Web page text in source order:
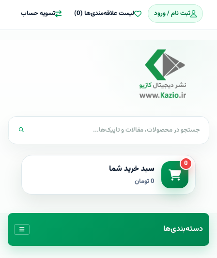
ثبت نام / ورود لیست علاقه‌مندی‌ها (0) تسویه حساب
0 سبد خرید شما
0 تومان
دسته‌بندی‌ها